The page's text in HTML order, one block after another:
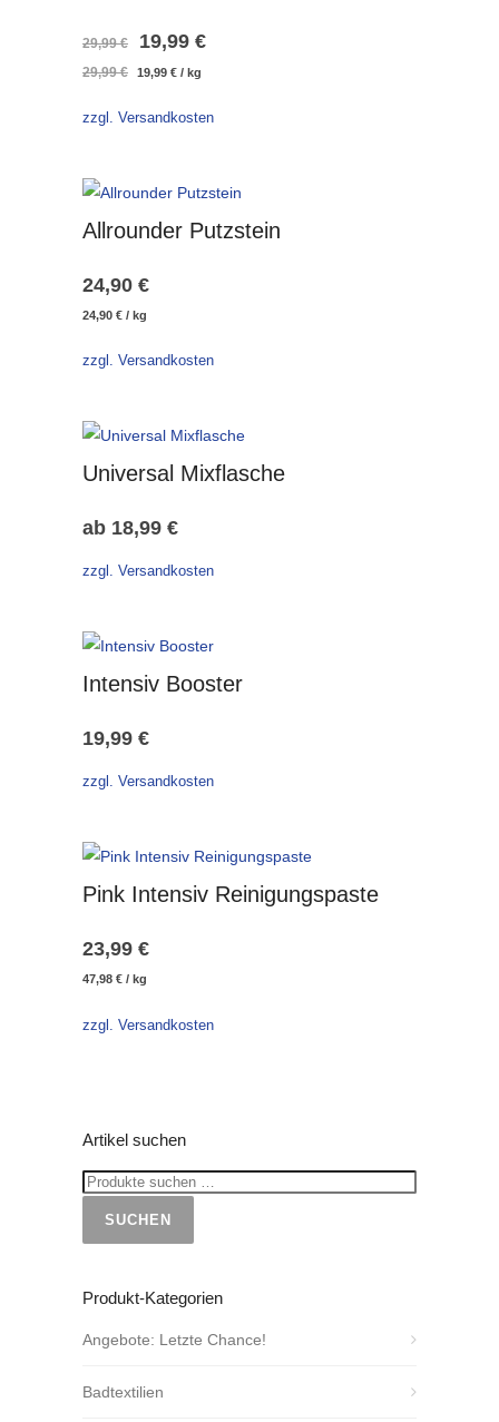
29,99€
Ursprünglicher
Preis
war:
19,99 €Aktueller
ist:
29,99€
Ursprünglicher
war:
19,99 €Aktueller
ist:
/ kg
zzgl. Versandkosten
Allrounder Putzstein
24,90 €
24,90 € / kg
zzgl. Versandkosten
Universal Mixflasche
ab 18,99 €
zzgl. Versandkosten
Intensiv Booster
19,99 €
zzgl. Versandkosten
Pink Intensiv Reinigungspaste
23,99 €
47,98 € / kg
zzgl. Versandkosten
Artikel suchen
SUCHEN
Produkt-Kategorien
Angebote: Letzte Chance!
Badtextilien